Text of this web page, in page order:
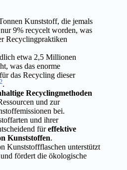
Kunststoff, die jemals
9% recycelt worden, was
Recyclingpraktiken
etwa 2,5 Millionen
was das enorme
das Recycling dieser
2.
Recyclingmethoden
und zur
bei.
und ihrer
füreffektive
Kunststoffen.
Kunststoffflaschen unterstützt
fördert die ökologische